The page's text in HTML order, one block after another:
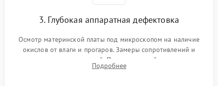
3. Глубокая аппаратная дефектовка
Осмотр материнской платы под микроскопом на наличие
окислов от влаги и прогаров. Замеры сопротивлений и
дежурных напряжений. Проверка цепей питания,
мультиконтроллера, процессора и видеочипа.
Подробнее